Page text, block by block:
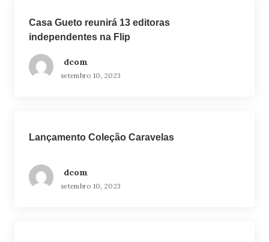
Casa Gueto reunirá 13 editoras
independentes na Flip
dcom
setembro 10, 2023
Lançamento Coleção Caravelas
dcom
setembro 10, 2023